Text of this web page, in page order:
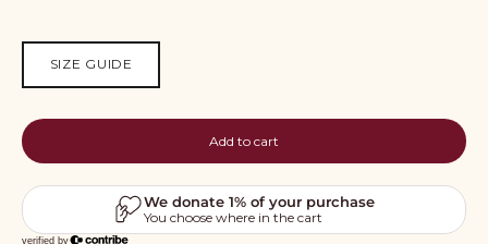
SIZE GUIDE
Add to cart